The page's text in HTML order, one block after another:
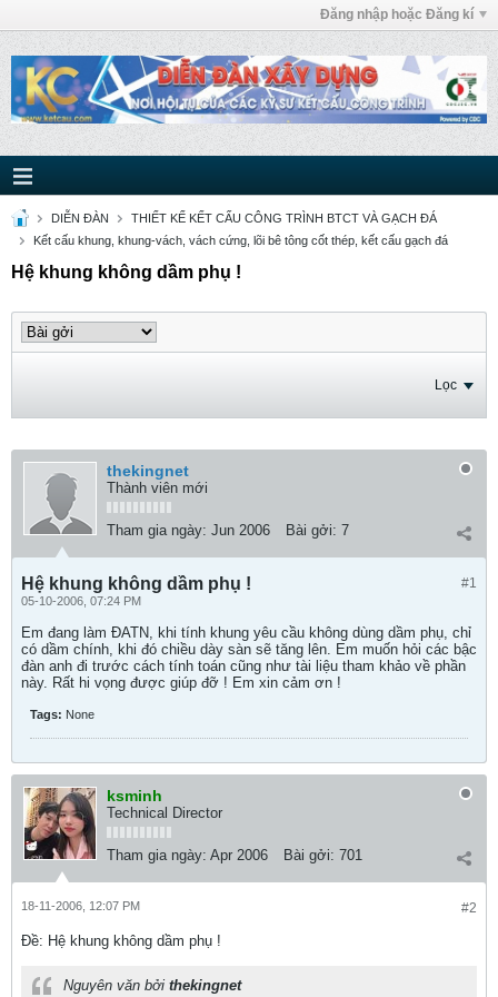
Đăng nhập hoặc Đăng kí
DIỄN ĐÀN
THIẾT KẾ KẾT CẤU CÔNG TRÌNH BTCT VÀ GẠCH ĐÁ
Kết cấu khung, khung-vách, vách cứng, lõi bê tông cốt thép, kết cấu gạch đá
Hệ khung không dầm phụ !
Lọc
thekingnet
Thành viên mới
Tham gia ngày: Jun 2006 Bài gởi: 7
#1
Hệ khung không dầm phụ !
05-10-2006, 07:24 PM
Em đang làm ĐATN, khi tính khung yêu cầu không dùng dầm phụ, chỉ
có dầm chính, khi đó chiều dày sàn sẽ tăng lên. Em muốn hỏi các bậc
đàn anh đi trước cách tính toán cũng như tài liệu tham khảo về phần
này. Rất hi vọng được giúp đỡ ! Em xin cảm ơn !
Tags: None
ksminh
Technical Director
Tham gia ngày: Apr 2006 Bài gởi: 701
#2
18-11-2006, 12:07 PM
Ðề: Hệ khung không dầm phụ !
Nguyên văn bởi thekingnet